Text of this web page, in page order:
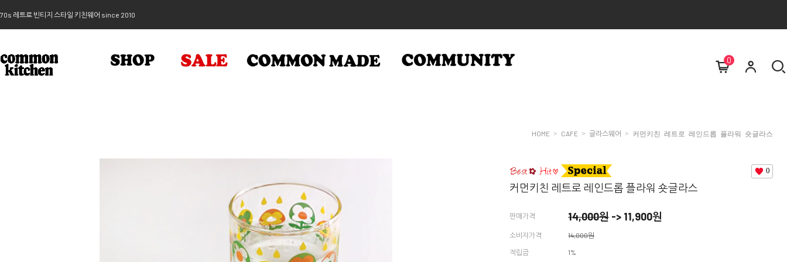
70s 레트로 빈티지 스타일 키친웨어 since 2010
0
HOME > CAFE > 글라스웨어 > 커먼키친 레트로 레인드롭 플라워 숏글라스
0
커먼키친 레트로 레인드롭 플라워 숏글라스
판매가격 14,000원 -> 11,900원
소비자가격 14,000원
적립금 1%